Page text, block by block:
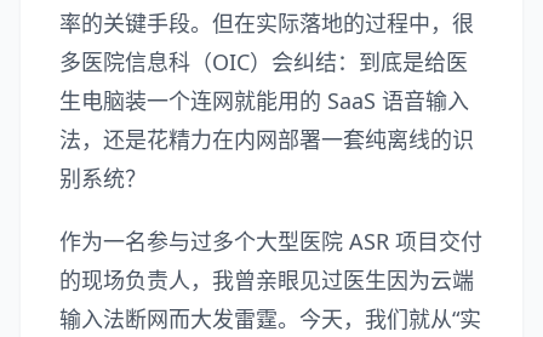
率的关键手段。但在实际落地的过程中，很
多医院信息科（OIC）会纠结：到底是给医
生电脑装一个连网就能用的 SaaS 语音输入
法，还是花精力在内网部署一套纯离线的识
别系统？
作为一名参与过多个大型医院 ASR 项目交付
的现场负责人，我曾亲眼见过医生因为云端
输入法断网而大发雷霆。今天，我们就从“实